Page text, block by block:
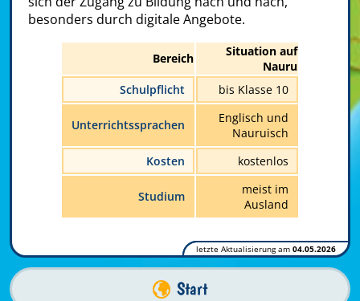
besonders durch digitale Angebote.
Bereich
Situation auf
Nauru
Schulpflicht
bis Klasse 10
Unterrichtssprachen
Englisch und
Nauruisch
Kosten
kostenlos
Studium
meist im
Ausland
letzte Aktualisierung am 04.05.2026
Start